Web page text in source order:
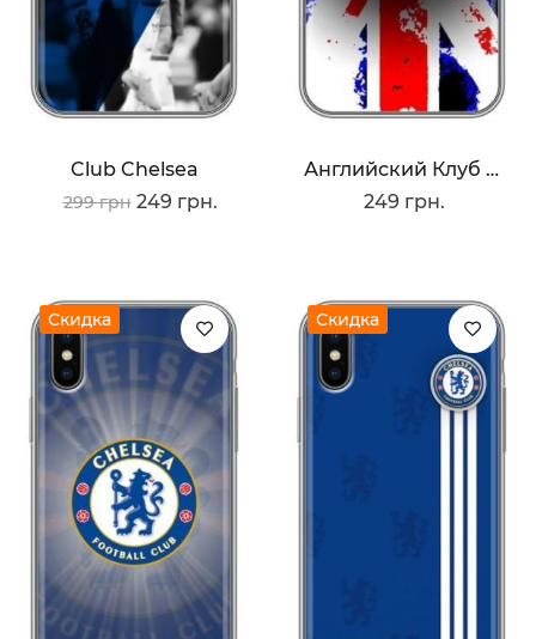
Club Chelsea
299 грн 249 грн.
Английский Клуб Челси
249 грн.
Скидка Скидка